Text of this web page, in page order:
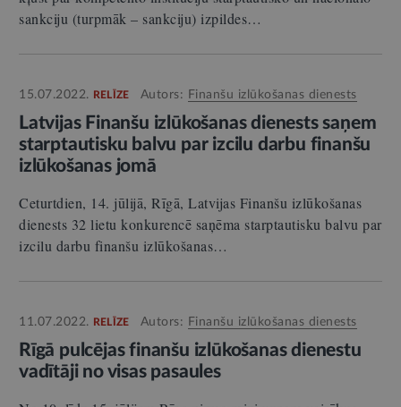
sankciju (turpmāk – sankciju) izpildes…
15.07.2022. RELĪZE Autors: Finanšu izlūkošanas dienests
Latvijas Finanšu izlūkošanas dienests saņem
starptautisku balvu par izcilu darbu finanšu
izlūkošanas jomā
Ceturtdien, 14. jūlijā, Rīgā, Latvijas Finanšu izlūkošanas
dienests 32 lietu konkurencē saņēma starptautisku balvu par
izcilu darbu finanšu izlūkošanas…
11.07.2022. RELĪZE Autors: Finanšu izlūkošanas dienests
Rīgā pulcējas finanšu izlūkošanas dienestu
vadītāji no visas pasaules